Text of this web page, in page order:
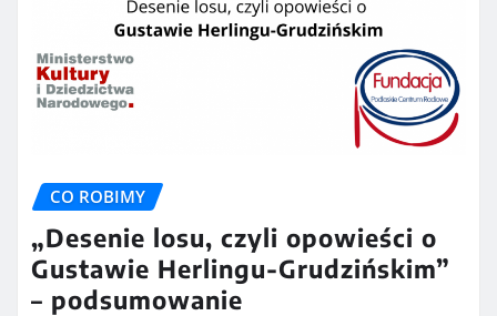
CO ROBIMY
„Desenie losu, czyli opowieści o
Gustawie Herlingu-Grudzińskim”
– podsumowanie